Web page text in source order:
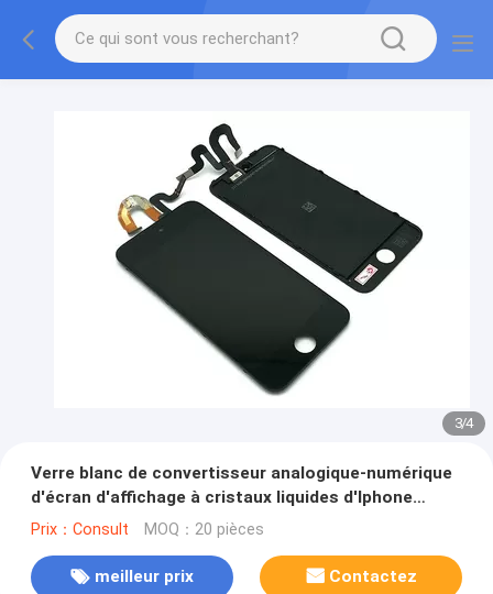
3/4
Verre blanc de convertisseur analogique-numérique
d'écran d'affichage à cristaux liquides d'Iphone
IPod5 pour le remplacement d'affichage à cristaux
Prix：Consult MOQ：20 pièces
meilleur prix Contactez